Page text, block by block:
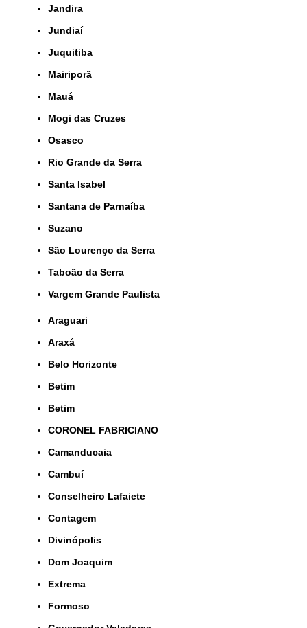
Jandira
Jundiaí
Juquitiba
Mairiporã
Mauá
Mogi das Cruzes
Osasco
Rio Grande da Serra
Santa Isabel
Santana de Parnaíba
Suzano
São Lourenço da Serra
Taboão da Serra
Vargem Grande Paulista
Araguari
Araxá
Belo Horizonte
Betim
Betim
CORONEL FABRICIANO
Camanducaia
Cambuí
Conselheiro Lafaiete
Contagem
Divinópolis
Dom Joaquim
Extrema
Formoso